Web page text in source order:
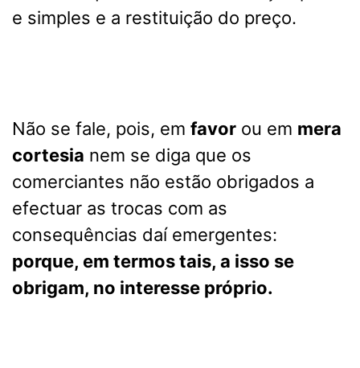
e simples e a restituição do preço.
Não se fale, pois, em favor ou em mera
cortesia nem se diga que os
comerciantes não estão obrigados a
efectuar as trocas com as
consequências daí emergentes:
porque, em termos tais, a isso se
obrigam, no interesse próprio.